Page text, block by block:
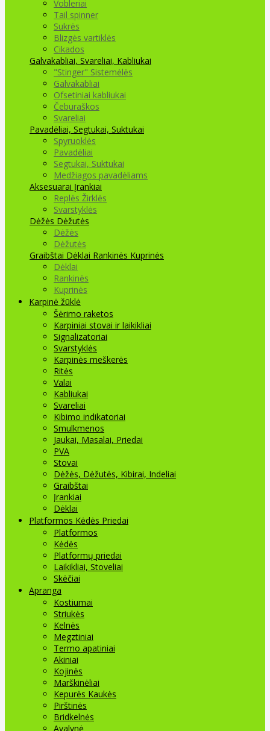
Vobleriai
Tail spinner
Sukrės
Blizgės vartiklės
Cikados
Galvakabliai, Svareliai, Kabliukai
"Stinger" Sistemėlės
Galvakabliai
Ofsetiniai kabliukai
Čeburaškos
Svareliai
Pavadėliai, Segtukai, Suktukai
Spyruoklės
Pavadėliai
Segtukai, Suktukai
Medžiagos pavadėliams
Aksesuarai Įrankiai
Replės Žirklės
Svarstyklės
Dėžės Dėžutės
Dėžės
Dėžutės
Graibštai Dėklai Rankinės Kuprinės
Dėklai
Rankinės
Kuprinės
Karpinė žūklė
Šėrimo raketos
Karpiniai stovai ir laikikliai
Signalizatoriai
Svarstyklės
Karpinės meškerės
Ritės
Valai
Kabliukai
Svareliai
Kibimo indikatoriai
Smulkmenos
Jaukai, Masalai, Priedai
PVA
Stovai
Dėžės, Dėžutės, Kibirai, Indeliai
Graibštai
Įrankiai
Dėklai
Platformos Kėdės Priedai
Platformos
Kėdės
Platformų priedai
Laikikliai, Stoveliai
Skėčiai
Apranga
Kostiumai
Striukės
Kelnės
Megztiniai
Termo apatiniai
Akiniai
Kojinės
Marškinėliai
Kepurės Kaukės
Pirštinės
Bridkelnės
Avalynė